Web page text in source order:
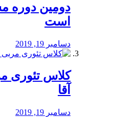
دومین دوره
است
دسامبر 19, 2019
آقا
دسامبر 19, 2019